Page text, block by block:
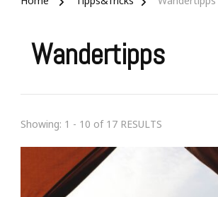
Wandertipps
Showing: 1 - 10 of 17 RESULTS